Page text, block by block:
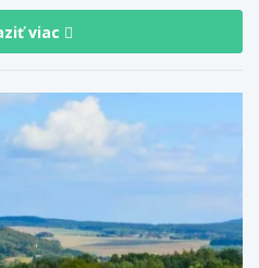
viac